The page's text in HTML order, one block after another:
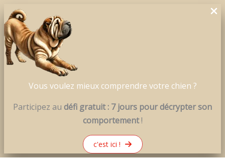
Vous voulez mieux comprendre votre chien ?
Participez au défi gratuit : 7 jours pour décrypter son
comportement!
c'est ici !